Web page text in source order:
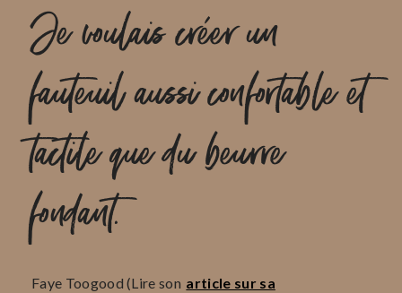
Je voulais créer un
fauteuil aussi confortable et
tactile que du beurre
fondant.
Faye Toogood (Lire son article sur sa